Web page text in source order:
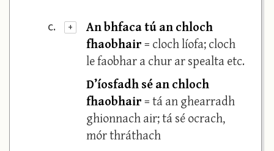
c. +
An bhfaca tú an chloch
fhaobhair= cloch líofa; cloch
le faobhar a chur ar spealta etc.
D’íosfadh sé an chloch
fhaobhair= tá an ghearradh
ghionnach air; tá sé ocrach,
mór thráthach